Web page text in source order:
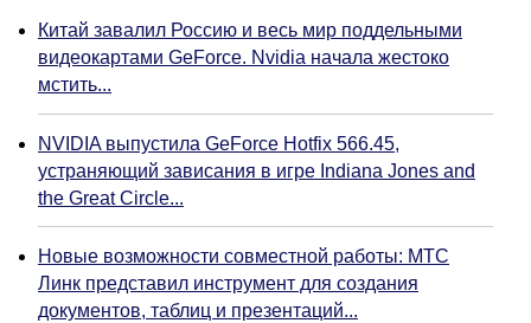
Китай завалил Россию и весь мир поддельными
видеокартами GeForce. Nvidia начала жестоко
мстить...
NVIDIA выпустила GeForce Hotfix 566.45,
устраняющий зависания в игре Indiana Jones and
the Great Circle...
Новые возможности совместной работы: МТС
Линк представил инструмент для создания
документов, таблиц и презентаций...